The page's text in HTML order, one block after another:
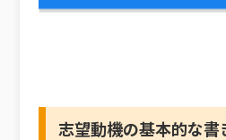
志望動機の基本的な書